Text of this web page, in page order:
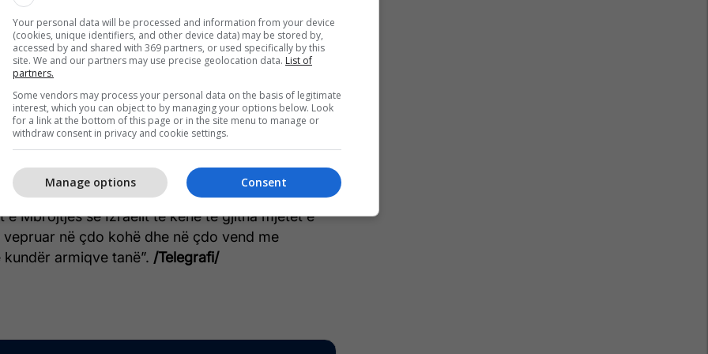
i Ministrisë së Mbrojtjes, Amir Baram, deklaroi
“do të vazhdojë dhe do të intensifikohet më
të ditur se që nga fillimi i luftës me Iranin më 28
sjellë mbi 115600 tonë pajisje ushtarake
dhe 10 anijeve.
Israel Katz tha se qëllimi i ministrisë është “të
e Mbrojtjes së Izraelit të kenë të gjitha mjetet e
në çdo kohë dhe në çdo vend me
armiqve tanë”. /Telegrafi/
Your personal data will be processed and information from your device
(cookies, unique identifiers, and other device data) may be stored by,
accessed by and shared with 369 partners, or used specifically by this
site. We and our partners may use precise geolocation data. List of
partners.
Some vendors may process your personal data on the basis of legitimate
interest, which you can object to by managing your options below. Look
for a link at the bottom of this page or in the site menu to manage or
withdraw consent in privacy and cookie settings.
Consent
Manage options